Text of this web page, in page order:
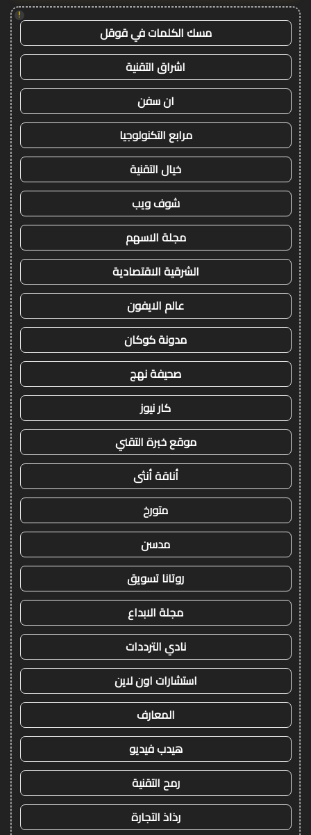
!
مسك الكلمات في قوقل
اشراق التقنية
ان سفن
مرابع التكنولوجيا
خيال التقنية
شوف ويب
مجلة الاسهم
الشرقية الاقتصادية
عالم الايفون
مدونة كوكان
صحيفة نهج
كار نيوز
موقع خبرة التقني
أناقة أنثى
متورخ
مدسن
روتانا تسويق
مجلة الابداع
نادي الترددات
استشارات اون لاين
المعارف
هيدب فيديو
رمح التقنية
رذاذ التجارة